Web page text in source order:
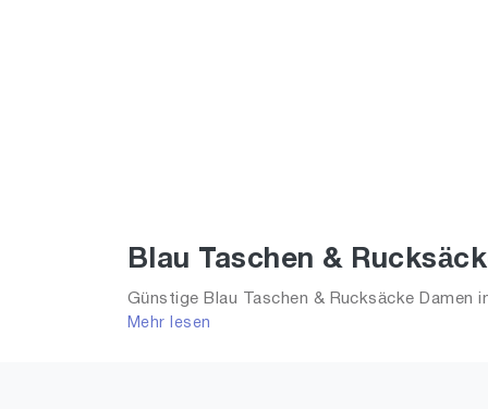
Blau Taschen &
Günstige Blau Taschen & Rucksäcke Damen
Größe ONE SIZE in Sale!
Mehr lesen